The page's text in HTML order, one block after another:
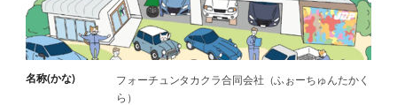
名称(かな)
フォーチュンタカクラ合同会社（ふぉーちゅんたかく
ら）